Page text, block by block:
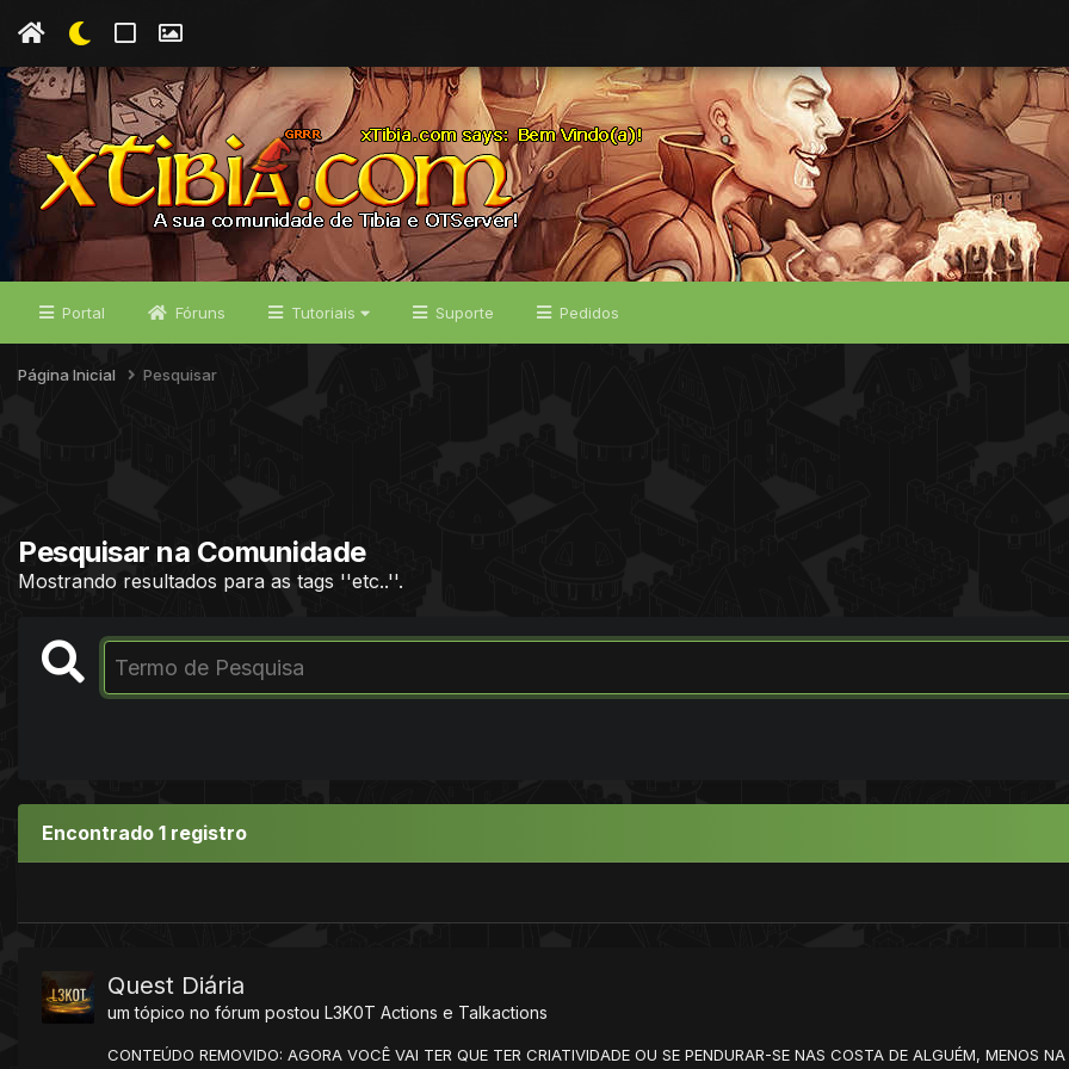
Portal Fóruns Tutoriais Suporte Pedidos
Página Inicial Pesquisar
Pesquisar na Comunidade
Mostrando resultados para as tags ''etc..''.
Encontrado 1 registro
Quest Diária
um tópico no fórum postou L3K0T Actions e Talkactions
CONTEÚDO REMOVIDO: AGORA VOCÊ VAI TER QUE TER CRIATIVIDADE OU SE PENDURAR-SE NAS COSTA DE ALGUÉM,